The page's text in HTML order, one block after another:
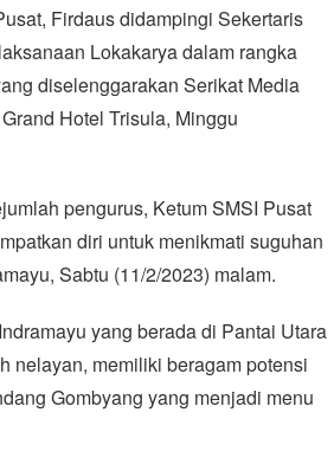
Firdaus didampingi Sekertaris
Lokakarya dalam rangka
diselenggarakan Serikat Media
Hotel Trisula, Minggu
pengurus, Ketum SMSI Pusat
diri untuk menikmati suguhan
Sabtu (11/2/2023) malam.
yang berada di Pantai Utara
nelayan, memiliki beragam potensi
Gombyang yang menjadi menu